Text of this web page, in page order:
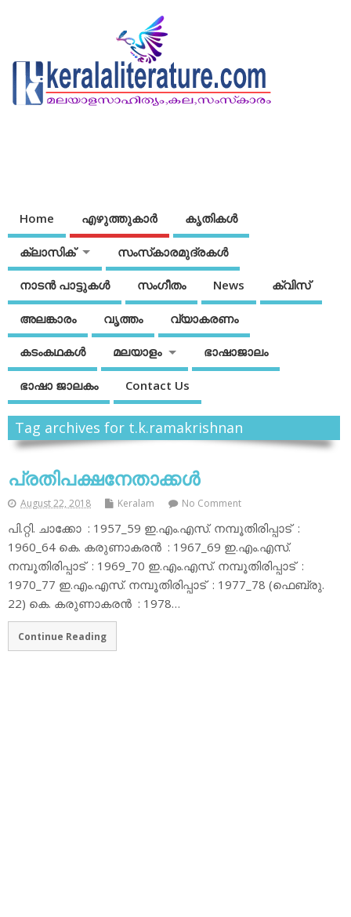
Home എഴുത്തുകാര്‍ കൃതികൾ
ക്ലാസിക് സംസ്‌കാരമുദ്രകള്‍
നാടന്‍ പാട്ടുകള്‍ സംഗീതം News ക്വിസ്
അലങ്കാരം വൃത്തം വ്യാകരണം
കടംകഥകള്‍ മലയാളം ഭാഷാജാലം
ഭാഷാ ജാലകം Contact Us
Tag archives for t.k.ramakrishnan
പ്രതിപക്ഷനേതാക്കള്‍
August 22, 2018 Keralam No Comment
പി.റ്റി. ചാക്കോ : 1957_59 ഇ.എം.എസ്. നമ്പൂതിരിപ്പാട് :
1960_64 കെ. കരുണാകരന്‍ : 1967_69 ഇ.എം.എസ്.
നമ്പൂതിരിപ്പാട് : 1969_70 ഇ.എം.എസ്. നമ്പൂതിരിപ്പാട് :
1970_77 ഇ.എം.എസ്. നമ്പൂതിരിപ്പാട് : 1977_78 (ഫെബ്രു.
22) കെ. കരുണാകരന്‍ : 1978…
Continue Reading